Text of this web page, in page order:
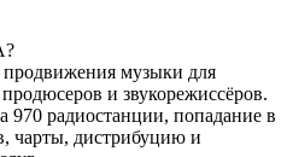
продвижения музыки для
и звукорежиссёров.
970 радиостанции, попадание в
чарты, дистрибуцию и